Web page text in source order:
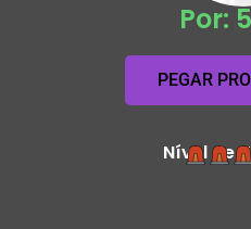
Por:
PEGAR
Nível de